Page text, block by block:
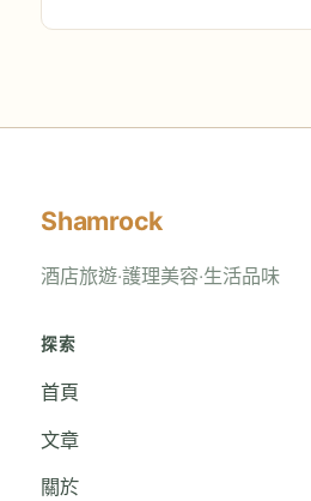
Shamrock
酒店旅遊‧護理美容‧生活品味
探索
首頁
文章
關於